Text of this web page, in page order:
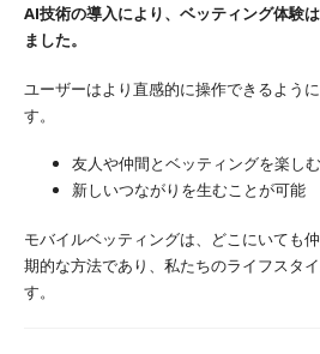
AI技術の導入により、ベッティング体験
ました。
ユーザーはより直感的に操作できるよう
す。
友人や仲間とベッティングを楽し
新しいつながりを生むことが可能
モバイルベッティングは、どこにいても
期的な方法であり、私たちのライフスタ
す。